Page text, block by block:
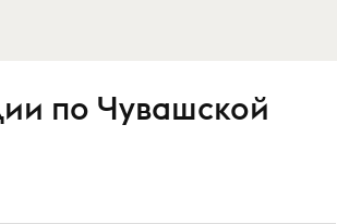
по Чувашской